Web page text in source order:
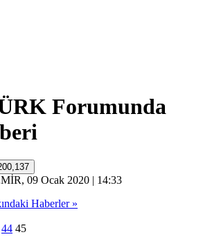
Forumunda
09 Ocak 2020 | 14:33
Haberler »
44 45